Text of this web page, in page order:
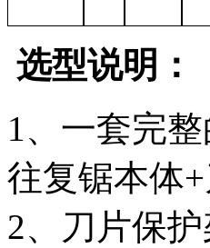
选型说明：
1、一套完
往复锯本体
2、刀片保